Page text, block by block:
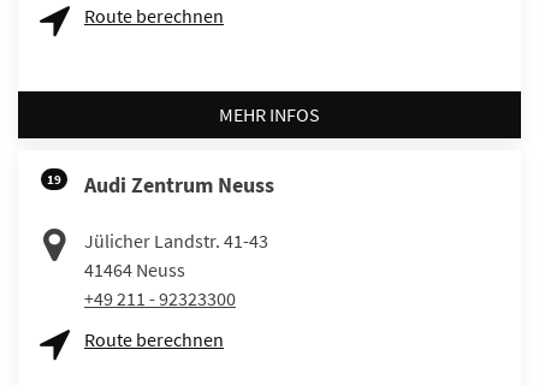
Route berechnen
MEHR INFOS
19 Audi Zentrum Neuss
Jülicher Landstr. 41-43
41464 Neuss
+49 211 - 92323300
Route berechnen